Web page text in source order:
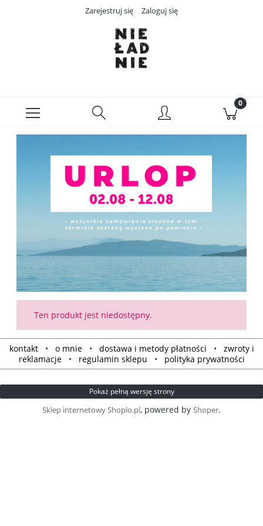
Zarejestruj się Zaloguj się
Ten produkt jest niedostępny.
kontakt• o mnie• dostawa i metody płatności • zwroty i
reklamacje• regulamin sklepu • polityka prywatności
Pokaż pełną wersję strony
Sklep internetowy Shoplo.pl, powered by Shoper.